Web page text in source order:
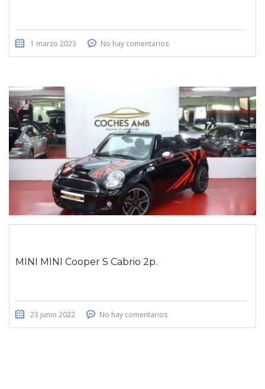
1 marzo 2023 No hay comentarios
MINI MINI Cooper S Cabrio 2p.
23 junio 2022 No hay comentarios